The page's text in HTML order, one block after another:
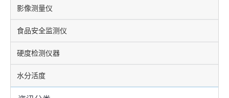
影像测量仪
食品安全监测仪
硬度检测仪器
水分活度